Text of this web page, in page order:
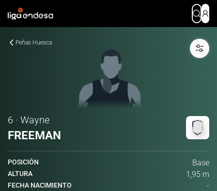
Peñas Huesca
6 · Wayne
FREEMAN
POSICIÓN Base
ALTURA 1,95 m
FECHA NACIMIENTO -